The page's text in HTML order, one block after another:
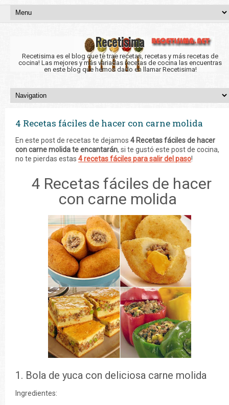
Recetisima
Recetisima es el blog que te trae recetas, recetas y más recetas de
cocina! Las mejores y más variadas recetas de cocina las encuentras
en este blog que hemos dado en llamar Recetisima!
4 Recetas fáciles de hacer con carne molida
En este post de recetas te dejamos 4 Recetas fáciles de hacer
con carne molida te encantarán, si te gustó este post de cocina,
no te pierdas estas 4 recetas fáciles para salir del paso!
4 Recetas fáciles de hacer
con carne molida
1. Bola de yuca con deliciosa carne molida
Ingredientes: